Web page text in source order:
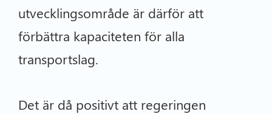
utvecklingsområde är därför att
förbättra kapaciteten för alla
transportslag.
Det är då positivt att regeringen